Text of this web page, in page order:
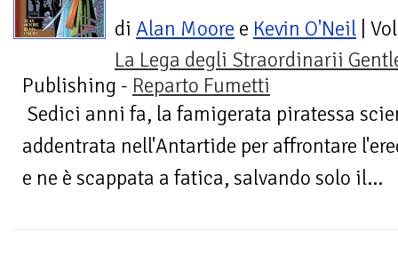
di Alan Moore e Kevin O'Neil |
La Lega degli Straordinarii
Publishing - Reparto Fumetti
Sedici anni fa, la famigerata piratessa
addentrata nell'Antartide per affrontare
e ne è scappata a fatica, salvando solo il...